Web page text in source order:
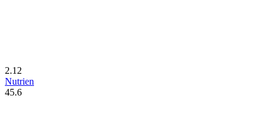
2.12
Nutrien
45.6